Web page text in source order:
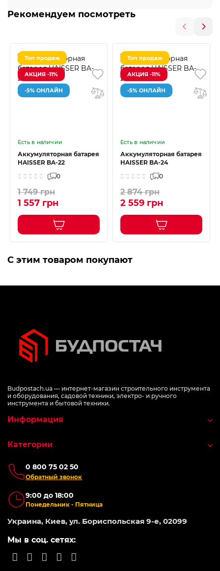
Рекомендуем посмотреть
Топ продаж
АКЦИЯ -11%
-5% ОНЛАЙН
Есть в наличии
Аккумуляторная батарея
HAISSER BA-22
0
1 749 грн
1 557 грн
Топ продаж
АКЦИЯ -11%
-5% ОНЛАЙН
Есть в наличии
Аккумуляторная батарея
HAISSER BA-24
0
2 874 грн
2 559 грн
С этим товаром покупают
Budpostach.ua — интернет-магазин строительного инструмента
и оборудования, садовой техники, электро- и ручного
инструмента и бытовой техники.
0 800 75 02 50
Обратный звонок
9:00 до 18:00
Понедельник - Пятница
Украина, Киев, ул. Бориспольская 9-е, 02099
Мы в соц. сетях:
Информация
Категории